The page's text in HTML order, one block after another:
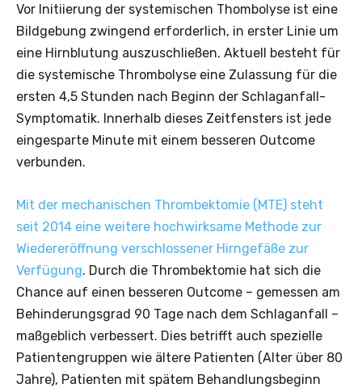
Vor Initiierung der systemischen Thombolyse ist eine
Bildgebung zwingend erforderlich, in erster Linie um
eine Hirnblutung auszuschließen. Aktuell besteht für
die systemische Thrombolyse eine Zulassung für die
ersten 4,5 Stunden nach Beginn der Schlaganfall-
Symptomatik. Innerhalb dieses Zeitfensters ist jede
eingesparte Minute mit einem besseren Outcome
verbunden.
Mit der mechanischen Thrombektomie (MTE) steht
seit 2014 eine weitere hochwirksame Methode zur
Wiedereröffnung verschlossener Hirngefäße zur
Verfügung. Durch die Thrombektomie hat sich die
Chance auf einen besseren Outcome – gemessen am
Behinderungsgrad 90 Tage nach dem Schlaganfall –
maßgeblich verbessert. Dies betrifft auch spezielle
Patientengruppen wie ältere Patienten (Alter über 80
Jahre), Patienten mit spätem Behandlungsbeginn